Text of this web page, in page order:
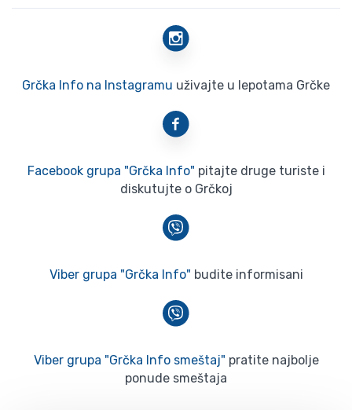
Grčka Info na Instagramu uživajte u lepotama Grčke
Facebook grupa "Grčka Info" pitajte druge turiste i
diskutujte o Grčkoj
Viber grupa "Grčka Info" budite informisani
Viber grupa "Grčka Info smeštaj" pratite najbolje
ponude smeštaja